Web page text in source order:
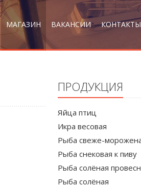
МАГАЗИН ВАКАНСИИ КОНТАКТЫ
ПРОДУКЦИЯ
Яйца птиц
Икра весовая
Рыба свеже-
Рыба снековая к пиву
Рыба солёная
Рыба солёная